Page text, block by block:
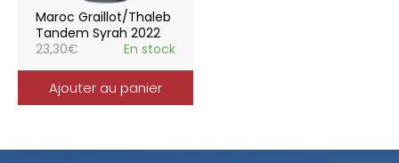
Maroc Graillot/Thaleb
Tandem Syrah 2022
23,30€ En stock
Ajouter au panier